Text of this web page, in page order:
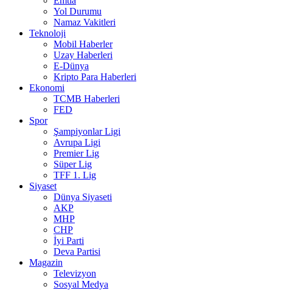
Yol Durumu
Namaz Vakitleri
Teknoloji
Mobil Haberler
Uzay Haberleri
E-Dünya
Kripto Para Haberleri
Ekonomi
TCMB Haberleri
FED
Spor
Şampiyonlar Ligi
Avrupa Ligi
Premier Lig
Süper Lig
TFF 1. Lig
Siyaset
Dünya Siyaseti
AKP
MHP
CHP
İyi Parti
Deva Partisi
Magazin
Televizyon
Sosyal Medya